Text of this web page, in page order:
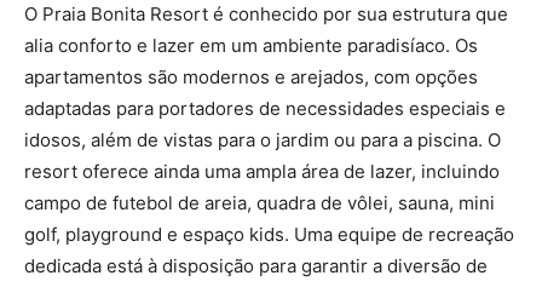
O Praia Bonita Resort é conhecido por sua estrutura que
alia conforto e lazer em um ambiente paradisíaco. Os
apartamentos são modernos e arejados, com opções
adaptadas para portadores de necessidades especiais e
idosos, além de vistas para o jardim ou para a piscina. O
resort oferece ainda uma ampla área de lazer, incluindo
campo de futebol de areia, quadra de vôlei, sauna, mini
golf, playground e espaço kids. Uma equipe de recreação
dedicada está à disposição para garantir a diversão de